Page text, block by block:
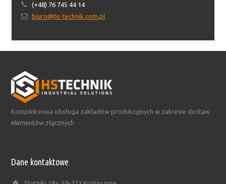
(+48) 76 745 44 14
biuro@hs-technik.com.pl
Kompleksowa obsługa zakładów produkcyjnych w zakresie dostaw
elementów złącznych
Dane kontaktowe